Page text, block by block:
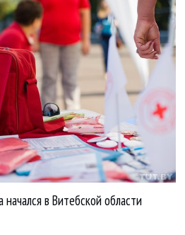
в Витебской области